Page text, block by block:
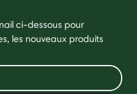
ci-dessous pour
les nouveaux produits